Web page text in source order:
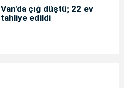
Van'da çığ düştü; 22 ev
tahliye edildi